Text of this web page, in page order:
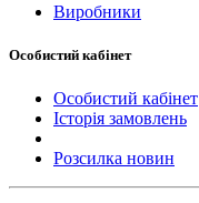
Виробники
Особистий кабінет
Особистий кабінет
Історія замовлень
Розсилка новин